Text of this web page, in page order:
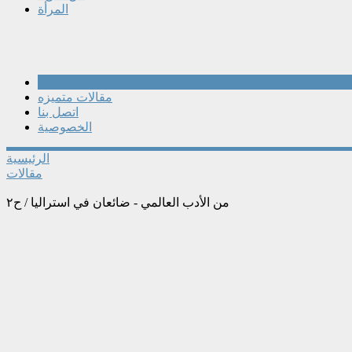
المرأة
مقالات متميزه
اتصل بنا
الخصوصية
الرئيسية
مقالات
من الأدب العالمي - ضائعان في استراليا / ح٢